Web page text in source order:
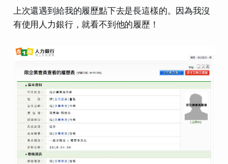
上次還遇到給我的履歷點下去是長這樣的。因為我沒
有使用人力銀行，就看不到他的履歷！